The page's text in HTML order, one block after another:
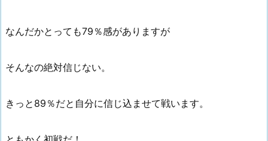
なんだかとっても79％感がありますが
そんなの絶対信じない。
きっと89％だと自分に信じ込ませて戦います。